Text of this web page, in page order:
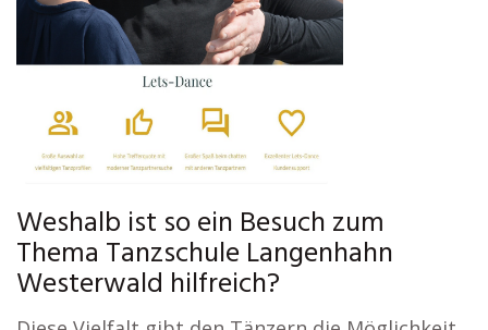
Weshalb ist so ein Besuch zum
Thema Tanzschule Langenhahn
Westerwald hilfreich?